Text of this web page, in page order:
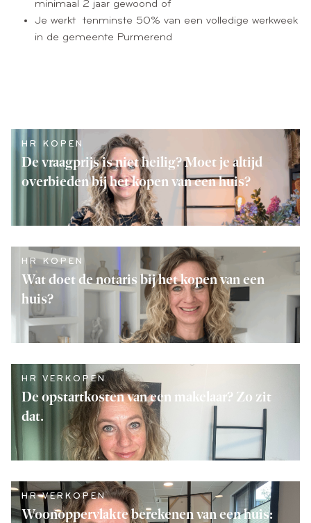
minimaal 2 jaar gewoond of
Je werkt tenminste 50% van een volledige werkweek
in de gemeente Purmerend
HR KOPEN
De vraagprijs is niet heilig? Moet je altijd
overbieden bij het kopen van een huis?
HR KOPEN
Wat doet de notaris bij het kopen van een
huis?
HR VERKOPEN
De opstartkosten van een makelaar? Zo zit
dat.
HR VERKOPEN
Woonoppervlakte berekenen van een huis: